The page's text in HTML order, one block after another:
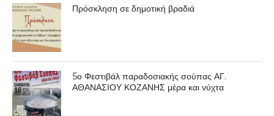
Πρόσκληση σε δημοτική βραδιά
5ο Φεστιβάλ παραδοσιακής σούπας ΑΓ.
ΑΘΑΝΑΣΙΟΥ ΚΟΖΑΝΗΣ μέρα και νύχτα